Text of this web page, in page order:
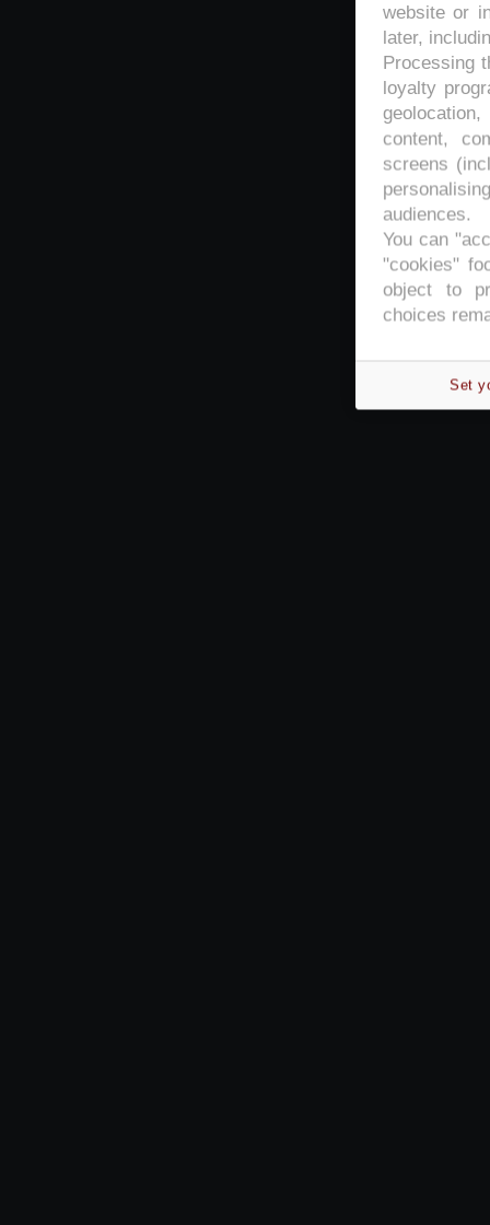
website or
later,
Processing
loyalty
content,
screens
audiences.
You can
"cookies"
object to
choices
Set